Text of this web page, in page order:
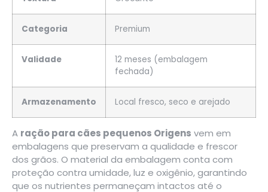
Categoria Premium
Validade
12 meses (embalagem
fechada)
Armazenamento Local fresco, seco e arejado
A ração para cães pequenos Origens vem em
embalagens que preservam a qualidade e frescor
dos grãos. O material da embalagem conta com
proteção contra umidade, luz e oxigênio, garantindo
que os nutrientes permaneçam intactos até o